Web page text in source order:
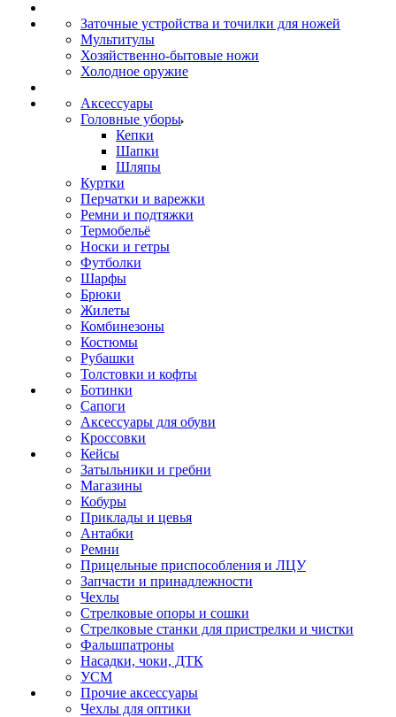
Заточные устройства и точилки для ножей
Мультитулы
Хозяйственно-бытовые ножи
Холодное оружие
Аксессуары
Головные уборы
Кепки
Шапки
Шляпы
Куртки
Перчатки и варежки
Ремни и подтяжки
Термобельё
Носки и гетры
Футболки
Шарфы
Брюки
Жилеты
Комбинезоны
Костюмы
Рубашки
Толстовки и кофты
Ботинки
Сапоги
Аксессуары для обуви
Кроссовки
Кейсы
Затыльники и гребни
Магазины
Кобуры
Приклады и цевья
Антабки
Ремни
Прицельные приспособления и ЛЦУ
Запчасти и принадлежности
Чехлы
Стрелковые опоры и сошки
Стрелковые станки для пристрелки и чистки
Фальшпатроны
Насадки, чоки, ДТК
УСМ
Прочие аксессуары
Чехлы для оптики